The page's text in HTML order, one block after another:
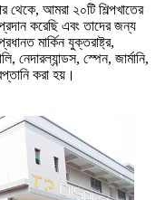
থেকে, আমরা ২০টি শিল্পখাতের
করেছি এবং তাদের জন্য
মার্কিন যুক্তরাষ্ট্র,
নেদারল্যান্ডস, স্পেন, জার্মানি,
করা হয়।